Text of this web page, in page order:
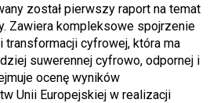
został pierwszy raport na temat
Zawiera kompleksowe spojrzenie
transformacji cyfrowej, która ma
suwerennej cyfrowo, odpornej i
ocenę wyników
Unii Europejskiej w realizacji